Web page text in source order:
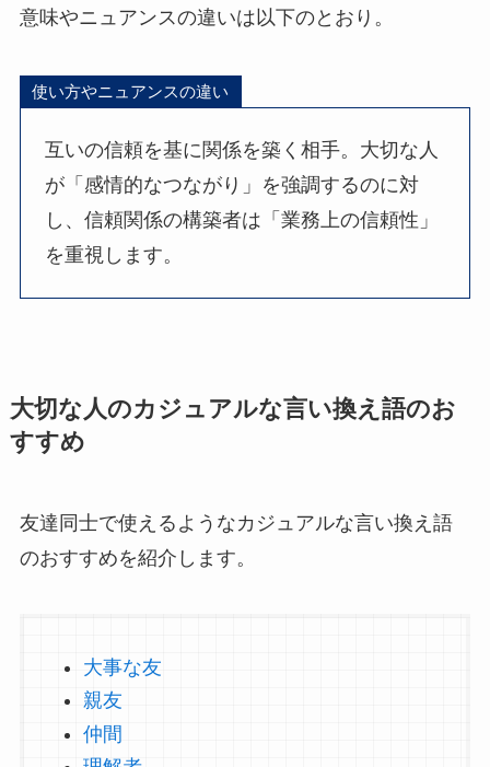
意味やニュアンスの違いは以下のとおり。
使い方やニュアンスの違い
互いの信頼を基に関係を築く相手。大切な人
が「感情的なつながり」を強調するのに対
し、信頼関係の構築者は「業務上の信頼性」
を重視します。
大切な人のカジュアルな言い換え語のお
すすめ
友達同士で使えるようなカジュアルな言い換え語
のおすすめを紹介します。
大事な友
親友
仲間